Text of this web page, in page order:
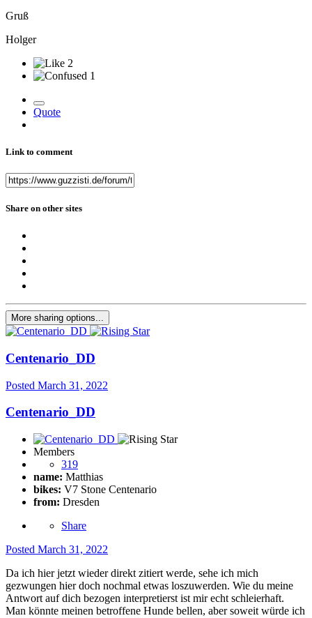
Gruß
Holger
2
1
Quote
Link to comment
Share on other sites
More sharing options...
Centenario_DD
Posted March 31, 2022
Centenario_DD
Members
319
name: Matthias
bikes: V7 Stone Centenario
from: Dresden
Share
Posted March 31, 2022
Da ich hier jetzt wieder direkt zitiert werde, sehe ich mich
gezwungen hier doch nochmal etwas loszuwerden. Wie du meine
Antwort auf dich bezogen interpretierst ist mir echt schleierhaft.
Man könnte meinen betroffene Hunde bellen, aber soweit würde ich